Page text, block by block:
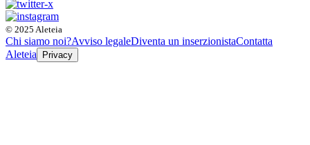
© 2025 Aleteia
Chi siamo noi?Avviso legaleDiventa un inserzionistaContatta
Aleteia
Privacy